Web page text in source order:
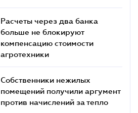
Расчеты через два банка
больше не блокируют
компенсацию стоимости
агротехники
Собственники нежилых
помещений получили аргумент
против начислений за тепло